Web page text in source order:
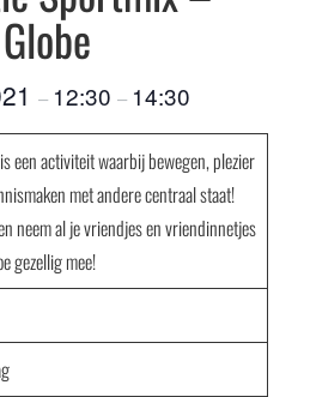
– 12:30 – 14:30
een activiteit waarbij bewegen, plezier
met andere centraal staat!
neem al je vriendjes en vriendinnetjes
gezellig mee!